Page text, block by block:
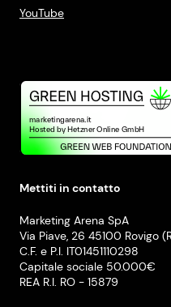
YouTube
Mettiti in contatto
Marketing Arena SpA
Via Piave, 26 45100 Rovigo
C.F. e P.I. IT01451110298
Capitale sociale 50.000€
REA R.I. RO - 15879